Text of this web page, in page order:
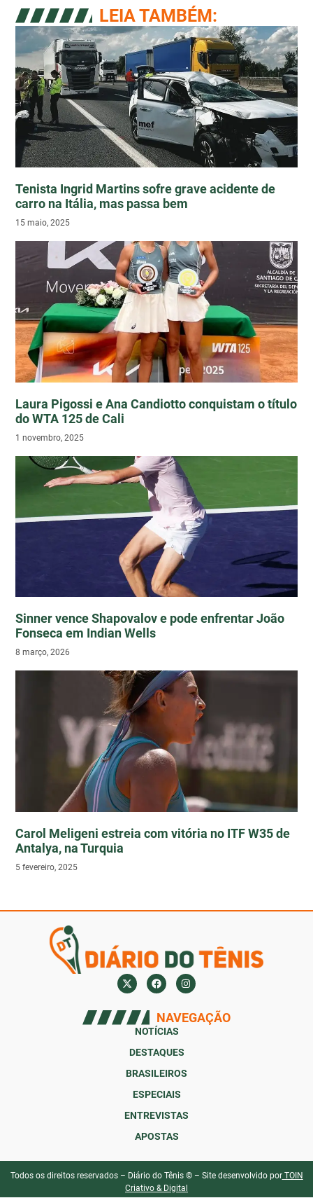
LEIA TAMBÉM:
Tenista Ingrid Martins sofre grave acidente de
carro na Itália, mas passa bem
15 maio, 2025
Laura Pigossi e Ana Candiotto conquistam o título
do WTA 125 de Cali
1 novembro, 2025
Sinner vence Shapovalov e pode enfrentar João
Fonseca em Indian Wells
8 março, 2026
Carol Meligeni estreia com vitória no ITF W35 de
Antalya, na Turquia
5 fevereiro, 2025
NAVEGAÇÃO
NOTÍCIAS
DESTAQUES
BRASILEIROS
ESPECIAIS
ENTREVISTAS
APOSTAS
Todos os direitos reservados – Diário do Tênis © – Site desenvolvido por TOIN
Criativo & Digital